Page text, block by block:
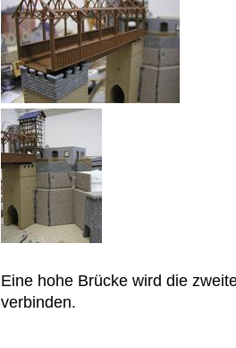
Eine hohe Brücke wird die
verbinden.